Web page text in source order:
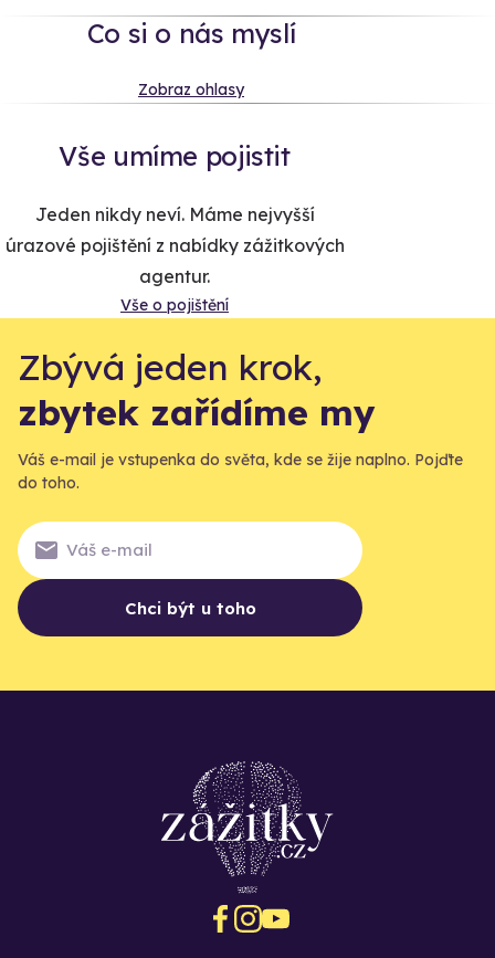
Co si o nás myslí
Zobraz ohlasy
Vše umíme pojistit
Jeden nikdy neví. Máme nejvyšší
úrazové pojištění z nabídky zážitkových
agentur.
Vše o pojištění
Zbývá jeden krok,
zbytek zařídíme my
Váš e-mail je vstupenka do světa, kde se žije naplno. Pojďte
do toho.
Chci být u toho